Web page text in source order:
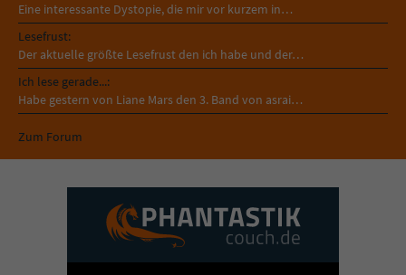
Eine interessante Dystopie, die mir vor kurzem in…
Lesefrust:
Der aktuelle größte Lesefrust den ich habe und der…
Ich lese gerade...:
Habe gestern von Liane Mars den 3. Band von asrai…
Zum Forum